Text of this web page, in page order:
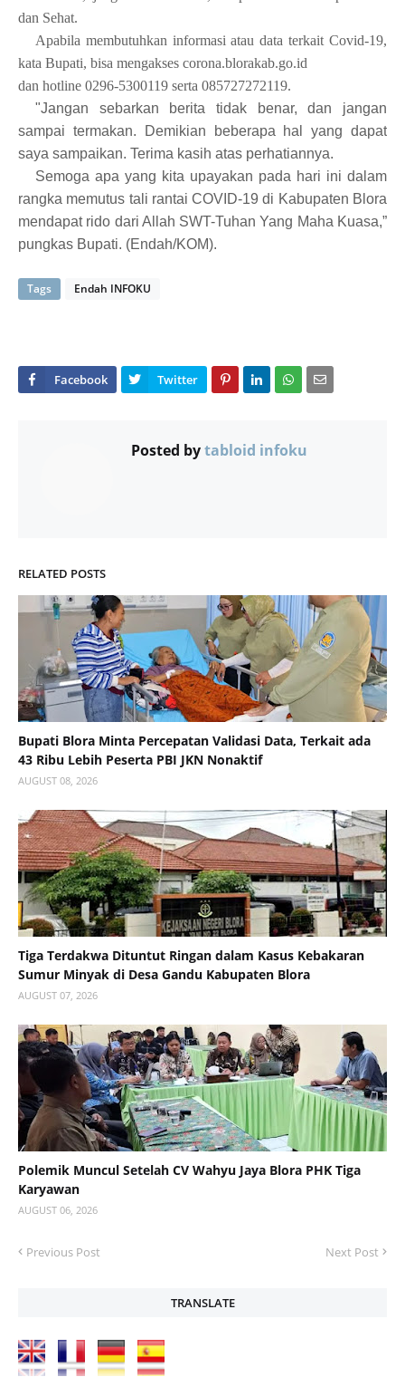
dan Sehat.
Apabila membutuhkan informasi atau data terkait Covid-19,
kata Bupati, bisa mengakses corona.blorakab.go.id
dan hotline 0296-5300119 serta 085727272119.
"Jangan sebarkan berita tidak benar, dan jangan
sampai termakan. Demikian beberapa hal yang dapat
saya sampaikan. Terima kasih atas perhatiannya.
Semoga apa yang kita upayakan pada hari ini dalam
rangka memutus tali rantai COVID-19 di Kabupaten Blora
mendapat rido dari Allah SWT-Tuhan Yang Maha Kuasa,”
pungkas Bupati. (Endah/KOM).
Tags Endah INFOKU
Posted bytabloid infoku
RELATED POSTS
Bupati Blora Minta Percepatan Validasi Data, Terkait ada
43 Ribu Lebih Peserta PBI JKN Nonaktif
AUGUST 08, 2026
Tiga Terdakwa Dituntut Ringan dalam Kasus Kebakaran
Sumur Minyak di Desa Gandu Kabupaten Blora
AUGUST 07, 2026
Polemik Muncul Setelah CV Wahyu Jaya Blora PHK Tiga
Karyawan
AUGUST 06, 2026
Previous Post Next Post
TRANSLATE